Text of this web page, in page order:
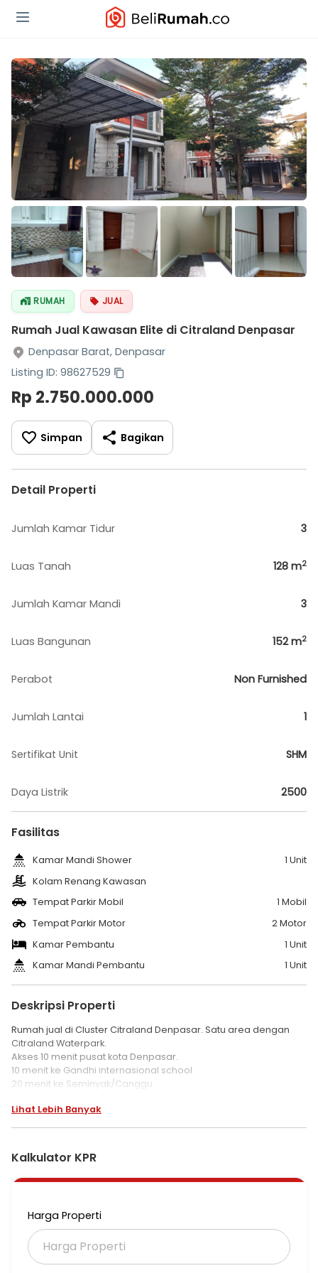
RUMAH JUAL
Rumah Jual Kawasan Elite di Citraland Denpasar
Denpasar Barat, Denpasar
Listing ID: 98627529
Rp 2.750.000.000
Simpan Bagikan
Detail Properti
Jumlah Kamar Tidur 3
Luas Tanah 128 m2
Jumlah Kamar Mandi 3
Luas Bangunan 152m2
Perabot Non Furnished
Jumlah Lantai 1
Sertifikat Unit SHM
Daya Listrik 2500
Fasilitas
Kamar Mandi Shower
1 Unit
Kolam Renang Kawasan
Tempat Parkir Mobil
1 Mobil
Tempat Parkir Motor
2 Motor
Kamar Pembantu
1 Unit
Kamar Mandi Pembantu
1 Unit
Deskripsi Properti
Rumah jual di Cluster Citraland Denpasar. Satu area dengan
Citraland Waterpark.
Akses 10 menit pusat kota Denpasar.
10 menit ke Gandhi internasional school
20 menit ke Seminyak/Canggu
LT 128m2
Hadap Utara
2 lantai
One gate security system
PDAM
Semi furnish
SHM
Lihat Lebih Banyak
Kalkulator KPR
Harga Properti